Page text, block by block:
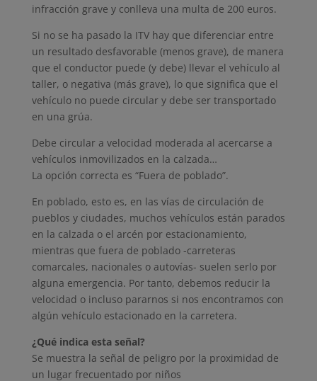
infracción grave y conlleva una multa de 200 euros.
Si no se ha pasado la ITV hay que diferenciar entre
un resultado desfavorable (menos grave), de manera
que el conductor puede (y debe) llevar el vehículo al
taller, o negativa (más grave), lo que significa que el
vehículo no puede circular y debe ser transportado
en una grúa.
Debe circular a velocidad moderada al acercarse a
vehículos inmovilizados en la calzada…
La opción correcta es “Fuera de poblado”.
En poblado, esto es, en las vías de circulación de
pueblos y ciudades, muchos vehículos están parados
en la calzada o el arcén por estacionamiento,
mientras que fuera de poblado -carreteras
comarcales, nacionales o autovías- suelen serlo por
alguna emergencia. Por tanto, debemos reducir la
velocidad o incluso pararnos si nos encontramos con
algún vehículo estacionado en la carretera.
¿Qué indica esta señal?
Se muestra la señal de peligro por la proximidad de
un lugar frecuentado por niños